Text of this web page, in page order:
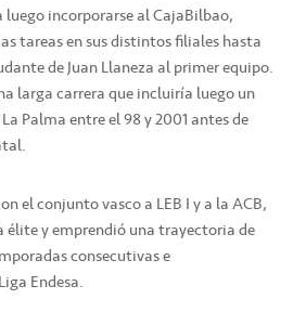
luego incorporarse al CajaBilbao,
tareas en sus distintos filiales hasta
de Juan Llaneza al primer equipo.
larga carrera que incluiría luego un
Palma entre el 98 y 2001 antes de
el conjunto vasco a LEB I y a la ACB,
élite y emprendió una trayectoria de
consecutivas e
Endesa.